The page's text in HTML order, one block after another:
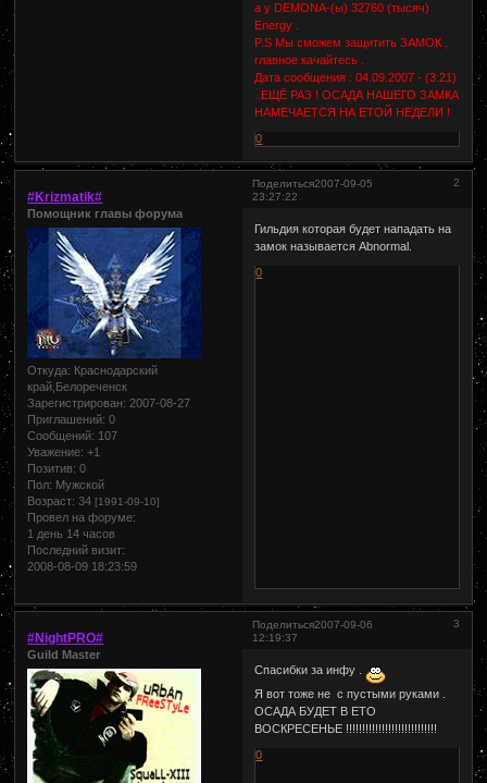
а у DEMONA-(ы) 32760 (тысяч)
Energy .
P.S Мы сможем защитить ЗАМОК ,
главное качайтесь .
Дата сообщения : 04.09.2007 - (3:21)
. ЕЩЁ РАЗ ! ОСАДА НАШЕГО ЗАМКА
НАМЕЧАЕТСЯ НА ЕТОЙ НЕДЕЛИ !
0
Поделиться 2
2007-09-05
23:27:22
#Krizmatik#
Помощник главы форума
Откуда: Краснодарский
край,Белореченск
Зарегистрирован: 2007-08-27
Приглашений: 0
Сообщений: 107
Уважение: +1
Позитив: 0
Пол: Мужской
Возраст: 34[1991-09-10]
Провел на форуме:
1 день 14 часов
Последний визит:
2008-08-09 18:23:59
Гильдия которая будет нападать на
замок называется Abnormal.
0
Поделиться 3
2007-09-06
12:19:37
#NightPRO#
Guild Master
Спасибки за инфу .
Я вот тоже не с пустыми руками .
ОСАДА БУДЕТ В ЕТО
ВОСКРЕСЕНЬЕ !!!!!!!!!!!!!!!!!!!!!!!!!!!!
0